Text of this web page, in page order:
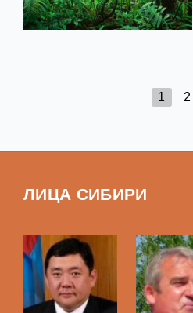
1 2
ЛИЦА СИБИРИ